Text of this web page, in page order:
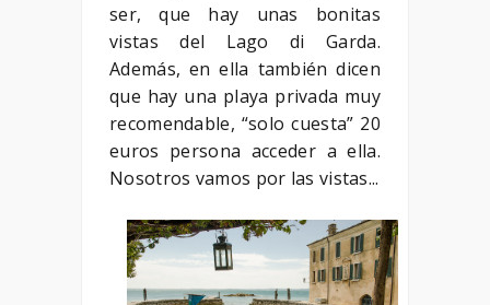
ser, que hay unas bonitas
vistas del Lago di Garda.
Además, en ella también dicen
que hay una playa privada muy
recomendable, “solo cuesta” 20
euros persona acceder a ella.
Nosotros vamos por las vistas...